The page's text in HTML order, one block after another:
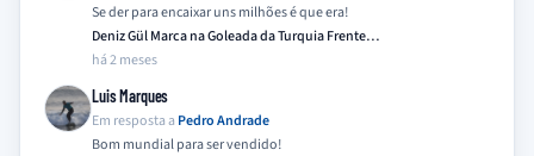
Se der para encaixar uns milhões é que era!
Deniz Gül Marca na Goleada da Turquia Frente…
há 2 meses
Luis Marques
Em resposta a Pedro Andrade
Bom mundial para ser vendido!